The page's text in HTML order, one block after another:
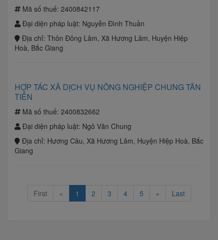
Mã số thuế: 2400842117
Đại diện pháp luật: Nguyễn Đình Thuần
Địa chỉ: Thôn Đông Lâm, Xã Hương Lâm, Huyện Hiệp
Hoà, Bắc Giang
HỢP TÁC XÃ DỊCH VỤ NÔNG NGHIỆP CHUNG TÂN
TIẾN
Mã số thuế: 2400832662
Đại diện pháp luật: Ngô Văn Chung
Địa chỉ: Hương Câu, Xã Hương Lâm, Huyện Hiệp Hoà, Bắc
Giang
First « 1 2 3 4 5 » Last